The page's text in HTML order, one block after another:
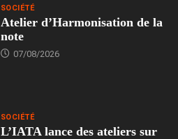
SOCIÉTÉ
Atelier d’Harmonisation de la
note
07/08/2026
SOCIÉTÉ
L’IATA lance des ateliers sur